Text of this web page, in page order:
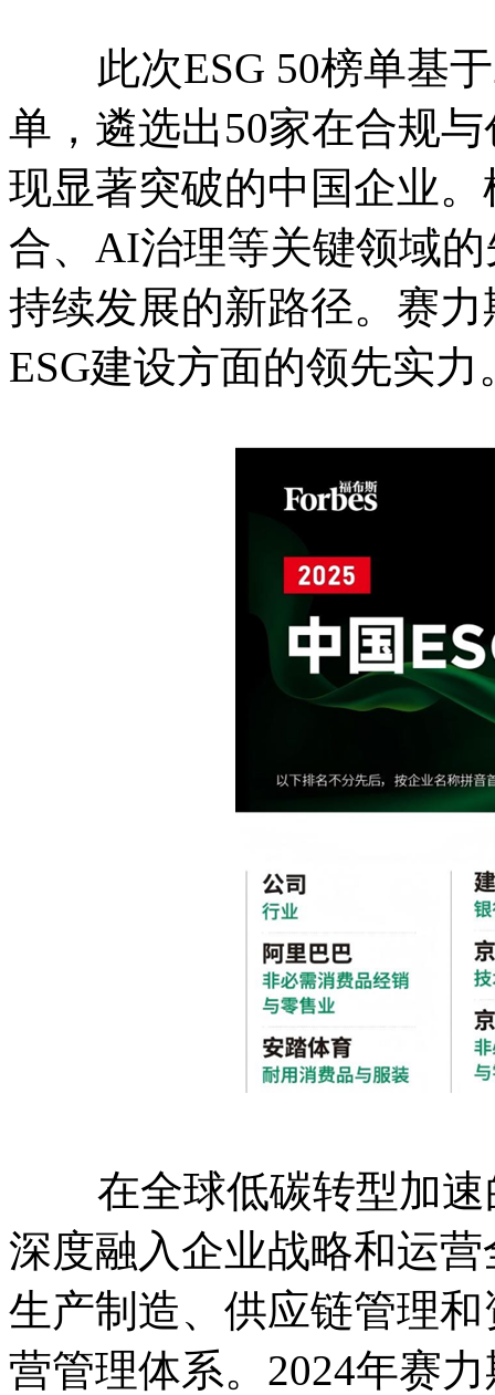
此次ESG 50榜单基于
单，遴选出50家在合规
现显著突破的中国企业
合、AI治理等关键领域
持续发展的新路径。赛
ESG建设方面的领先实力
在全球低碳转型加速
深度融入企业战略和运
生产制造、供应链管理
营管理体系。2024年赛